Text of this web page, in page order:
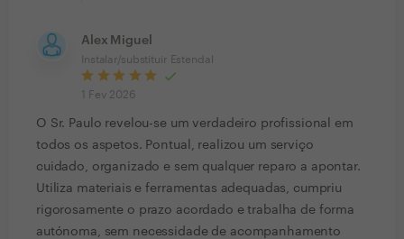
Alex Miguel
Instalar/substituir Estendal
1 Fev 2026
O Sr. Paulo revelou-se um verdadeiro profissional em
todos os aspetos. Pontual, realizou um serviço
cuidado, organizado e sem qualquer reparo a apontar.
Utiliza materiais e ferramentas adequadas, cumpriu
rigorosamente o prazo acordado e trabalha de forma
autónoma, sem necessidade de acompanhamento